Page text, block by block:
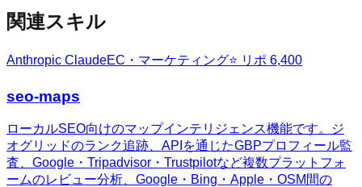
関連スキル
Anthropic ClaudeEC・マーケティング⭐ リポ 6,400
seo-maps
ローカルSEO向けのマップインテリジェンス機能です。ジ
オグリッドのランク追跡、APIを通じたGBPプロフィール監
査、Google・Tripadvisor・Trustpilotなど複数プラットフォ
ームのレビュー分析、Google・Bing・Apple・OSM間の